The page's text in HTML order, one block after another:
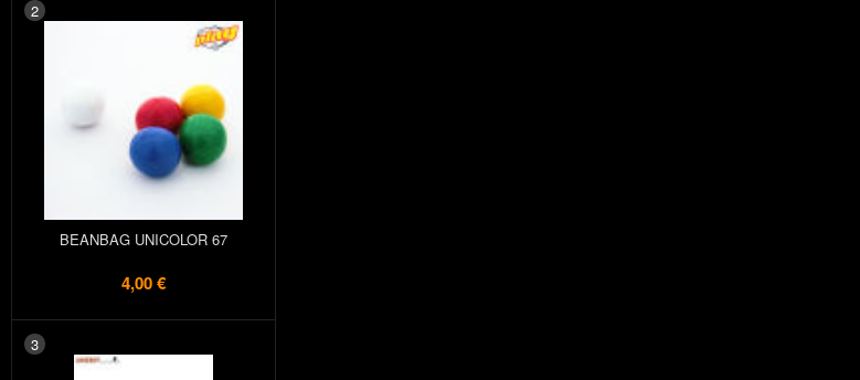
2
BEANBAG UNICOLOR 67
4,00 €
3